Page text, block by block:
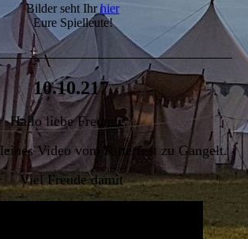
Bilder seht Ihrhier
Eure Spielleute!
10.10.217
Hallo liebe Freunde,
Video vom Ritterfest zu Gangelt.
Viel Freude damit